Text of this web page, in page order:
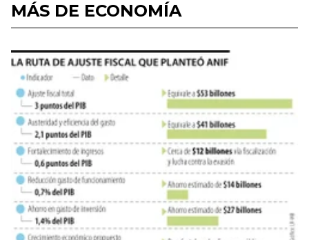
MÁS DE ECONOMÍA